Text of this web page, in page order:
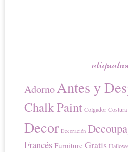
etiquetas
AdornoAntes y
Chalk Paint Colgador Costura
Decor Decoración
Francés Furniture Gratis